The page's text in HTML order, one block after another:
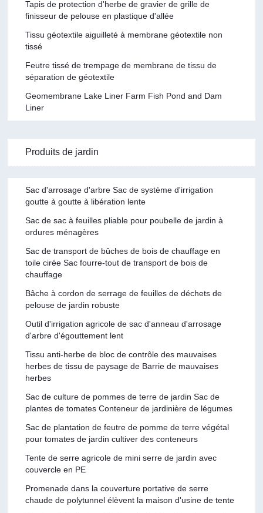
Tapis de protection d'herbe de gravier de grille de
finisseur de pelouse en plastique d'allée
Tissu géotextile aiguilleté à membrane géotextile non
tissé
Feutre tissé de trempage de membrane de tissu de
séparation de géotextile
Geomembrane Lake Liner Farm Fish Pond and Dam
Liner
Produits de jardin
Sac d'arrosage d'arbre Sac de système d'irrigation
goutte à goutte à libération lente
Sac de sac à feuilles pliable pour poubelle de jardin à
ordures ménagères
Sac de transport de bûches de bois de chauffage en
toile cirée Sac fourre-tout de transport de bois de
chauffage
Bâche à cordon de serrage de feuilles de déchets de
pelouse de jardin robuste
Outil d'irrigation agricole de sac d'anneau d'arrosage
d'arbre d'égouttement lent
Tissu anti-herbe de bloc de contrôle des mauvaises
herbes de tissu de paysage de Barrie de mauvaises
herbes
Sac de culture de pommes de terre de jardin Sac de
plantes de tomates Conteneur de jardinière de légumes
Sac de plantation de feutre de pomme de terre végétal
pour tomates de jardin cultiver des conteneurs
Tente de serre agricole de mini serre de jardin avec
couvercle en PE
Promenade dans la couverture portative de serre
chaude de polytunnel élèvent la maison d'usine de tente